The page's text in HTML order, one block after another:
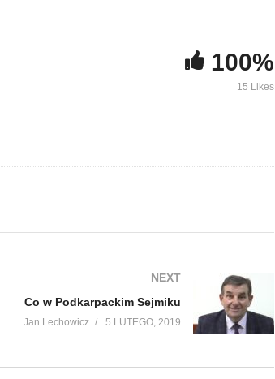
100%
15 Likes
NEXT
Co w Podkarpackim Sejmiku
Jan Lechowicz 5 LUTEGO, 2019